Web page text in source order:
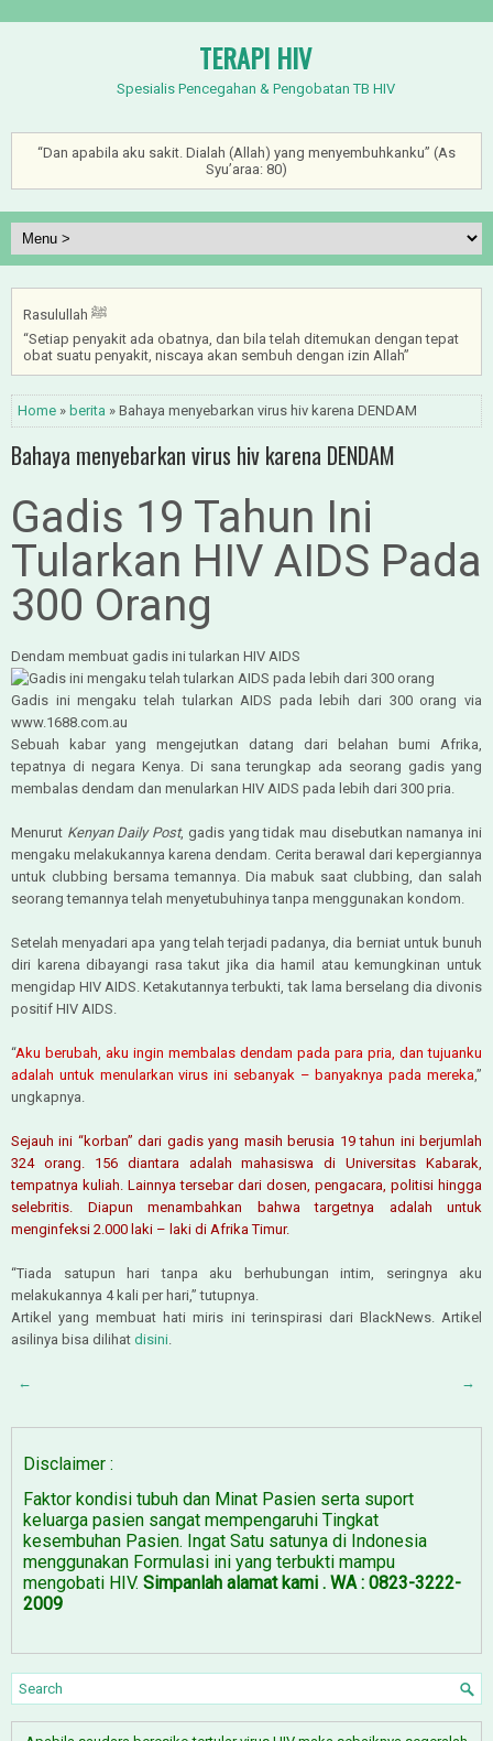
TERAPI HIV
Spesialis Pencegahan & Pengobatan TB HIV
“Dan apabila aku sakit. Dialah (Allah) yang menyembuhkanku” (As
Syu’araa: 80)
Rasulullah ﷺ
“Setiap penyakit ada obatnya, dan bila telah ditemukan dengan tepat
obat suatu penyakit, niscaya akan sembuh dengan izin Allah”
Home » berita » Bahaya menyebarkan virus hiv karena DENDAM
Bahaya menyebarkan virus hiv karena DENDAM
Gadis 19 Tahun Ini
Tularkan HIV AIDS Pada
300 Orang
Dendam membuat gadis ini tularkan HIV AIDS
Gadis ini mengaku telah tularkan AIDS pada lebih dari 300 orang via
www.1688.com.au
Sebuah kabar yang mengejutkan datang dari belahan bumi Afrika,
tepatnya di negara Kenya. Di sana terungkap ada seorang gadis yang
membalas dendam dan menularkan HIV AIDS pada lebih dari 300 pria.
Menurut Kenyan Daily Post, gadis yang tidak mau disebutkan namanya ini
mengaku melakukannya karena dendam. Cerita berawal dari kepergiannya
untuk clubbing bersama temannya. Dia mabuk saat clubbing, dan salah
seorang temannya telah menyetubuhinya tanpa menggunakan kondom.
Setelah menyadari apa yang telah terjadi padanya, dia berniat untuk bunuh
diri karena dibayangi rasa takut jika dia hamil atau kemungkinan untuk
mengidap HIV AIDS. Ketakutannya terbukti, tak lama berselang dia divonis
positif HIV AIDS.
“Aku berubah, aku ingin membalas dendam pada para pria, dan tujuanku
adalah untuk menularkan virus ini sebanyak – banyaknya pada mereka ,”
ungkapnya.
Sejauh ini “korban” dari gadis yang masih berusia 19 tahun ini berjumlah
324 orang. 156 diantara adalah mahasiswa di Universitas Kabarak,
tempatnya kuliah. Lainnya tersebar dari dosen, pengacara, politisi hingga
selebritis. Diapun menambahkan bahwa targetnya adalah untuk
menginfeksi 2.000 laki – laki di Afrika Timur.
“Tiada satupun hari tanpa aku berhubungan intim, seringnya aku
melakukannya 4 kali per hari,” tutupnya.
Artikel yang membuat hati miris ini terinspirasi dari BlackNews. Artikel
asilinya bisa dilihat disini
← →
Disclaimer :
Faktor kondisi tubuh dan Minat Pasien serta suport
keluarga pasien sangat mempengaruhi Tingkat
kesembuhan Pasien. Ingat Satu satunya di Indonesia
menggunakan Formulasi ini yang terbukti mampu
mengobati HIV. Simpanlah alamat kami . WA : 0823-3222-
2009